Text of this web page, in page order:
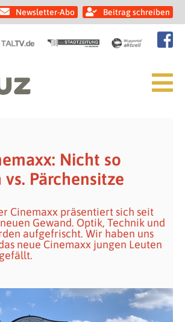
Newsletter-Abo Beitrag schreiben
Nicht so
Pärchensitze
Cinemaxx präsentiert sich seit
Gewand. Optik, Technik und
aufgefrischt. Wir haben uns
neue Cinemaxx jungen Leuten